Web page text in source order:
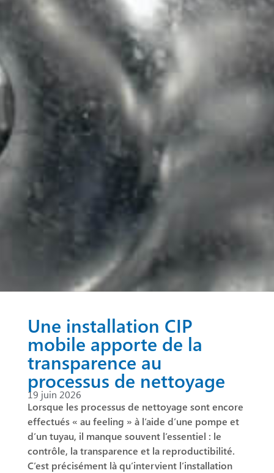
Une installation CIP
mobile apporte de la
transparence au
processus de nettoyage
19 juin 2026
Lorsque les processus de nettoyage sont encore
effectués « au feeling » à l’aide d’une pompe et
d’un tuyau, il manque souvent l’essentiel : le
contrôle, la transparence et la reproductibilité.
C’est précisément là qu’intervient l’installation